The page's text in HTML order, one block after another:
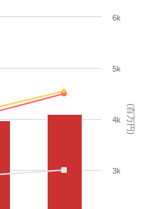
(百万円)
3k
4k
5k
6k